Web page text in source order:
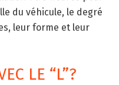
du véhicule, le degré
leur forme et leur
LE “L”?